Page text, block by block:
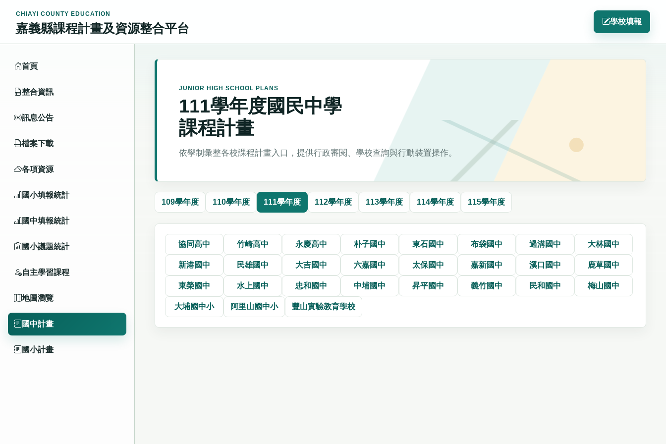
CHIAYI COUNTY EDUCATION
嘉義縣課程計畫及資源整合平台
學校填報
首頁
整合資訊
訊息公告
檔案下載
各項資源
國小填報統計
國中填報統計
國小議題統計
自主學習課程
地圖瀏覽
國中計畫
國小計畫
JUNIOR HIGH SCHOOL PLANS
111學年度國民中學
課程計畫
依學制彙整各校課程計畫入口，提供行政審閱、學校查詢與行動裝置操作。
109學年度 110學年度 111學年度 112學年度 113學年度 114學年度 115學年度
協同高中 竹崎高中 永慶高中 朴子國中 東石國中 布袋國中 過溝國中 大林國中
新港國中 民雄國中 大吉國中 六嘉國中 太保國中 嘉新國中 溪口國中 鹿草國中
東榮國中 水上國中 忠和國中 中埔國中 昇平國中 義竹國中 民和國中 梅山國中
大埔國中小 阿里山國中小 豐山實驗教育學校